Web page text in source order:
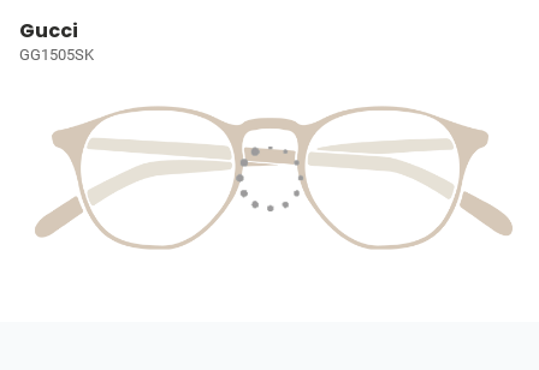
Gucci
GG1505SK